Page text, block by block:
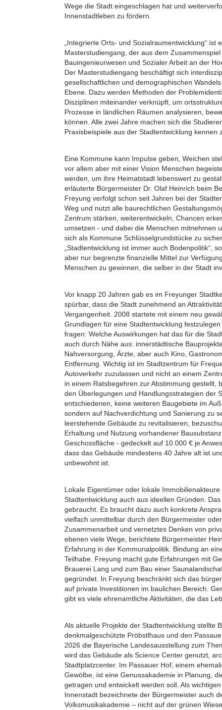
Wege die Stadt eingeschlagen hat und
Innenstadtleben zu fördern.
„Integrierte Orts- und Sozialraumentwicklung“ ist
Masterstudiengang, der aus dem
Bauingenieurwesen und Sozialer Arbeit an der
Der Masterstudiengang beschäftigt sich
gesellschaftlichen und demographischen
Ebene. Dazu werden Methoden der
Disziplinen miteinander verknüpft, um
Prozesse in ländlichen Räumen analysieren,
können. Alle zwei Jahre machen sich die
Praxisbeispiele aus der Stadtentwicklung kennen
Eine Kommune kann Impulse geben, Weichen
vor allem aber mit einer Vision Menschen
werden, um ihre Heimatstadt lebenswert zu
erläuterte Bürgermeister Dr. Olaf Heinrich beim
Freyung verfolgt schon seit Jahren bei der
Weg und nutzt alle baurechtlichen
Zentrum stärken, weiterentwickeln, Chancen
umsetzen - und dabei die Menschen mitnehmen
sich als Kommune Schlüsselgrundstücke zu
„Stadtentwicklung ist immer auch Bodenpolitik“,
aber nur begrenzte finanzielle Mittel zur
Menschen zu gewinnen, die selber in der Stadt
Vor knapp 20 Jahren gab es im Freyunger
spürbar, dass die Stadt zunehmend an
Vergangenheit. 2008 startete mit einem neu
Grundlagen für eine Stadtentwicklung
fragen: Welche Auswirkungen hat das für die
auch durch Nähe aus: innerstädtische
Nahversorgung, Ärzte, aber auch Kino,
Entfernung. Wichtig ist im Stadtzentrum für
Autoverkehr zuzulassen und nicht an einem
in einem Ratsbegehren zur Abstimmung gestellt,
den Überlegungen und Handlungsstrategien der
entschiedenen, keine weiteren Baugebiete im
sondern auf Nachverdichtung und Sanierung zu
leerstehende Gebäude zu revitalisieren,
Erhaltung und Nutzung vorhandener
Geschossfläche - gedeckelt auf 10.000 € je
dass das Gebäude mindestens 40 Jahre alt ist
unbewohnt ist.
Lokale Eigentümer oder lokale
Stadtentwicklung auch aus ideellen Gründen.
gebraucht. Es braucht dazu auch konkrete
vielfach unmittelbar durch den Bürgermeister
Zusammenarbeit und vernetztes Denken von
ebenen viele Wege, berichtete Bürgermeister
Erfahrung in der Kommunalpolitik. Bindung an
Teilhabe. Freyung macht gute Erfahrungen mit
Brauerei Lang und zum Bau einer
gegründet. In Freyung beschränkt sich das
auf private Investitionen im baulichen Bereich.
gibt es viele ehrenamtliche Aktivitäten, die das
Als aktuelle Projekte der Stadtentwicklung stellte
denkmalgeschützte Pröbstlhaus und den
2026 die Bayerische Landesausstellung zum
wird das Gebäude als Science Center genutzt,
Stadtplatzcenter. Im Passauer Hof, einem
Gewölbe, ist eine Genussakademie in Planung,
getragen und entwickelt werden soll. Als
Innenstadt bezeichnete der Bürgermeister auch
Volksmusikakademie – nicht auf der grünen